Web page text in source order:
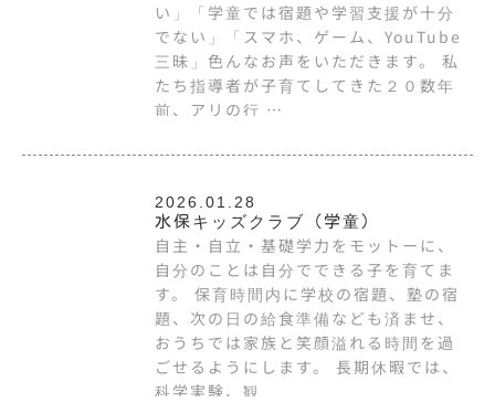
い」「学童では宿題や学習支援が十分
でない」「スマホ、ゲーム、YouTube
三昧」色んなお声をいただきます。 私
たち指導者が子育てしてきた２０数年
前、アリの行 …
2026.01.28
水保キッズクラブ（学童）
自主・自立・基礎学力をモットーに、
自分のことは自分でできる子を育てま
す。 保育時間内に学校の宿題、塾の宿
題、次の日の給食準備なども済ませ、
おうちでは家族と笑顔溢れる時間を過
ごせるようにします。 長期休暇では、
科学実験、観